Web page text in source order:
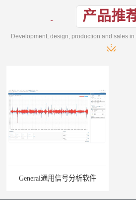
产品推
General通用信号分析软件